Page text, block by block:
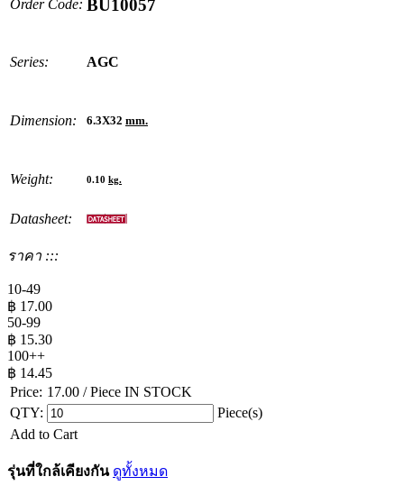
Order Code: BU10057
Series: AGC
Dimension: 6.3X32 mm.
Weight: 0.10 kg.
Datasheet:
ราคา :::
10-49
฿ 17.00
50-99
฿ 15.30
100++
฿ 14.45
Price: 17.00 / Piece IN STOCK
QTY:
Piece(s)
Add to Cart
รุ่นที่ใกล้เคียงกัน ดูทั้งหมด